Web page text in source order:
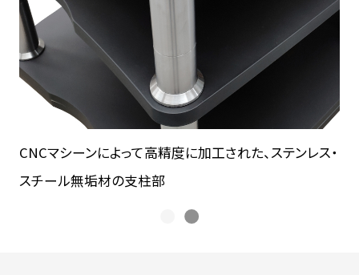
CNCマシーンによって高精度に加工された、ステンレス・
スチール無垢材の支柱部